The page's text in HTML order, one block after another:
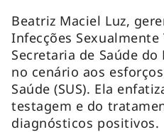
Beatriz Maciel Luz,
Infecções Sexualmente
Secretaria de Saúde
no cenário aos
Saúde (SUS). Ela
testagem e do
diagnósticos positivos.